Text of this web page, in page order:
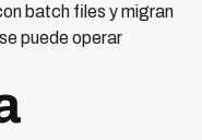
batch files y migran
puede operar